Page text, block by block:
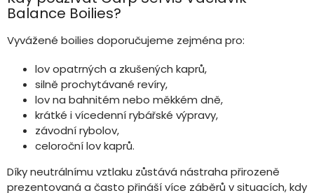
p
u
Balance Boilies?
Vyvážené boilies doporučujeme zejména pro:
lov opatrných a zkušených kaprů,
silně prochytávané revíry,
lov na bahnitém nebo měkkém dně,
krátké i vícedenní rybářské výpravy,
závodní rybolov,
celoroční lov kaprů.
Díky neutrálnímu vztlaku zůstává nástraha přirozeně
prezentovaná a často přináší více záběrů v situacích, kdy